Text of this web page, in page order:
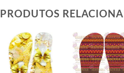
PRODUTOS